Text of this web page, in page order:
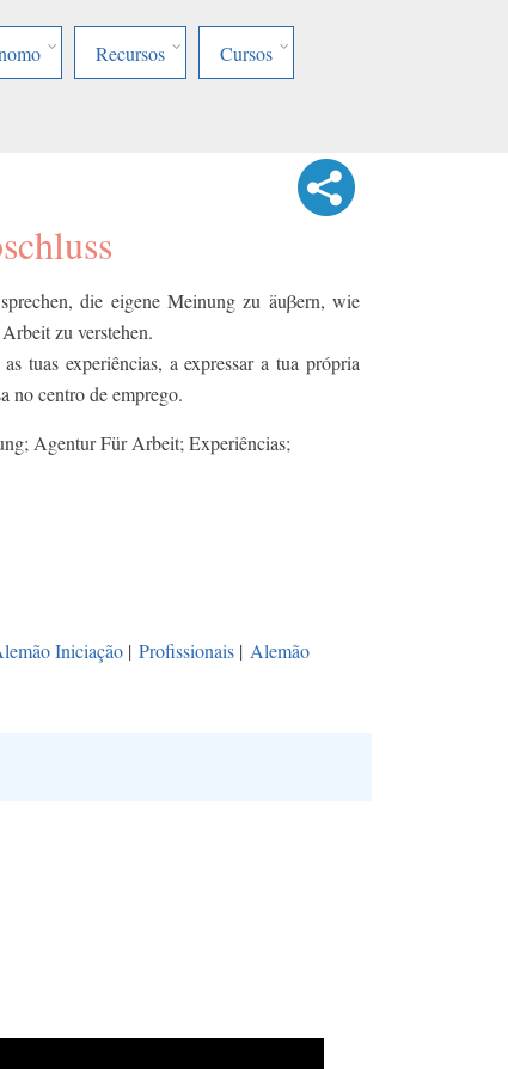
Recursos Cursos
die eigene Meinung zu äuβern, wie
zu verstehen.
tuas experiências, a expressar a tua própria
no centro de emprego.
Agentur Für Arbeit; Experiências;
Iniciação | Profissionais | Alemão